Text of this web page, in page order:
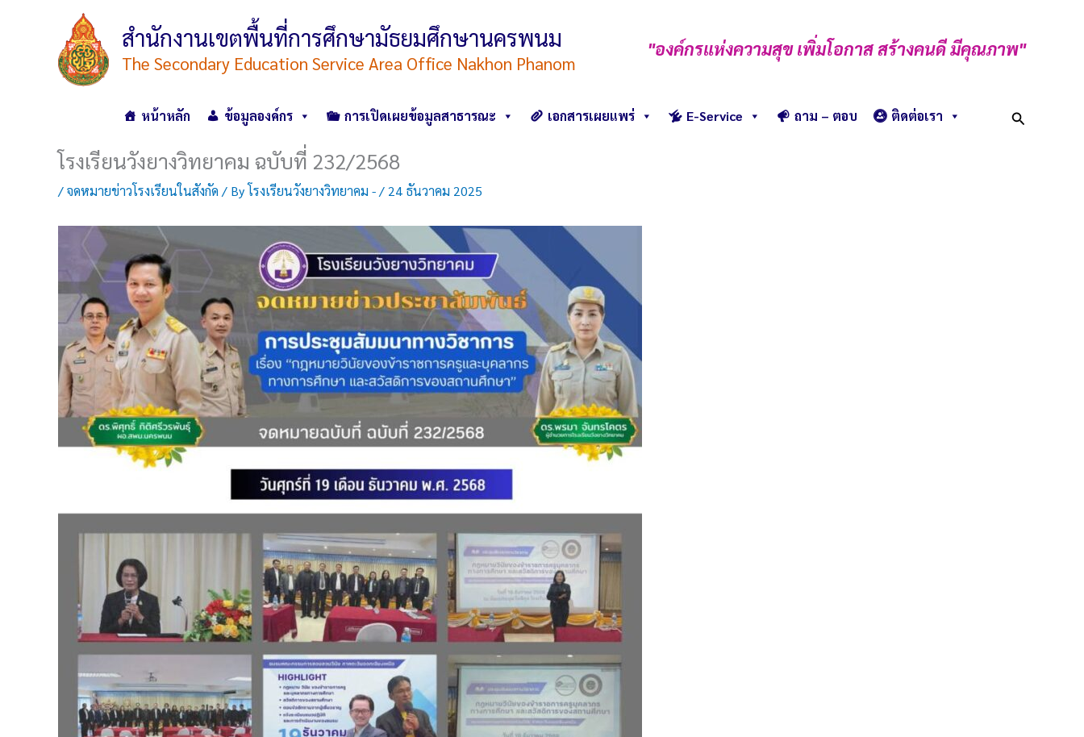
สำนักงานเขตพื้นที่การศึกษามัธยมศึกษานครพนม
The Secondary Education Service Area Office Nakhon Phanom
"องค์กรแห่งความสุข เพิ่มโอกาส สร้างคนดี มีคุณภาพ"
หน้าหลัก ข้อมูลองค์กร การเปิดเผยข้อมูลสาธารณะ เอกสารเผยแพร่ E-Service ถาม – ตอบ ติดต่อเรา Search
โรงเรียนวังยางวิทยาคม ฉบับที่ 232/2568
/จดหมายข่าวโรงเรียนในสังกัด / Byโรงเรียนวังยางวิทยาคม -/24 ธันวาคม 2025